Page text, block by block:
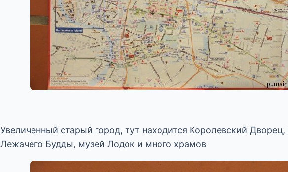
Увеличенный старый город, тут находится Королевский
Лежачего Будды, музей Лодок и много храмов